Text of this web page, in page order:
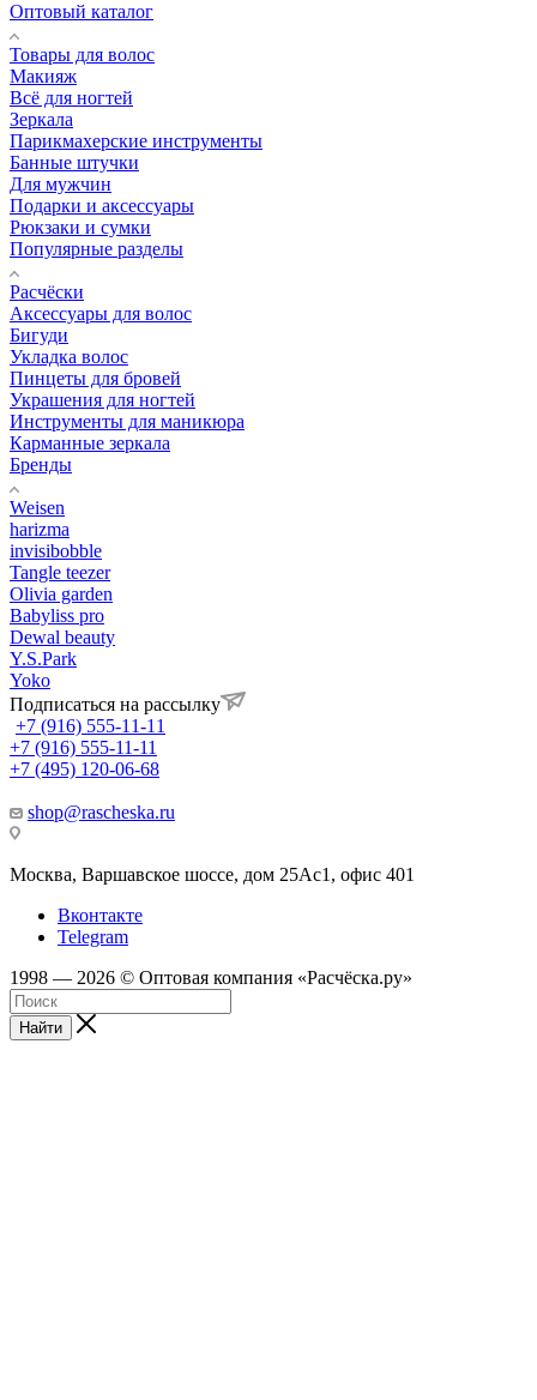
Оптовый каталог
Товары для волос
Макияж
Всё для ногтей
Зеркала
Парикмахерские инструменты
Банные штучки
Для мужчин
Подарки и аксессуары
Рюкзаки и сумки
Популярные разделы
Расчёски
Аксессуары для волос
Бигуди
Укладка волос
Пинцеты для бровей
Украшения для ногтей
Инструменты для маникюра
Карманные зеркала
Бренды
Weisen
harizma
invisibobble
Tangle teezer
Olivia garden
Babyliss pro
Dewal beauty
Y.S.Park
Yoko
Подписаться на рассылку
+7 (916) 555-11-11
+7 (916) 555-11-11
+7 (495) 120-06-68
shop@rascheska.ru
Москва, Варшавское шоссе, дом 25Аc1, офис 401
Вконтакте
Telegram
1998 — 2026 © Оптовая компания «Расчёска.ру»
Найти